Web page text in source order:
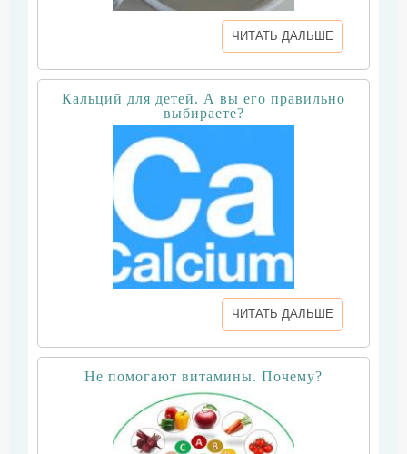
ЧИТАТЬ ДАЛЬШЕ
Кальций для детей. А вы его правильно
выбираете?
ЧИТАТЬ ДАЛЬШЕ
Не помогают витамины. Почему?